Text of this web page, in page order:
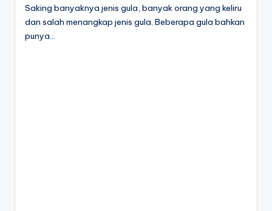
Saking banyaknya jenis gula, banyak orang yang keliru
dan salah menangkap jenis gula. Beberapa gula bahkan
punya…